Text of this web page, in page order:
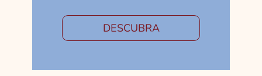
DESCUBRA